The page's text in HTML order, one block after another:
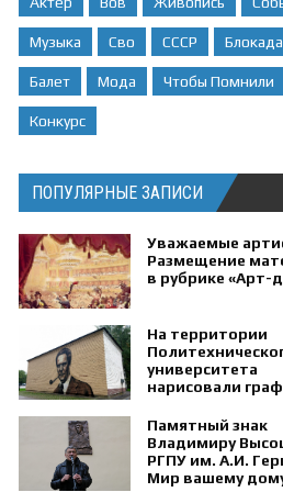
Музыка Сво СССР Блокада
Балет Мода Чтобы Помнили
Конкурс
ПОПУЛЯРНЫЕ ЗАПИСИ
Уважаемые
Размещение
в рубрике «Арт-
На территории
университета
нарисовали
Петра Капицы.
Памятный знак
Владимиру
РГПУ им. А.И.
Мир вашему